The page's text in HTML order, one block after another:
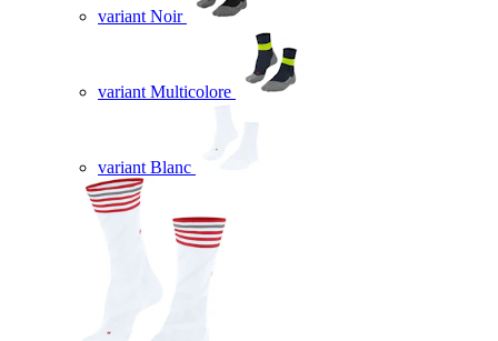
variant Noir
variant Multicolore
variant Blanc